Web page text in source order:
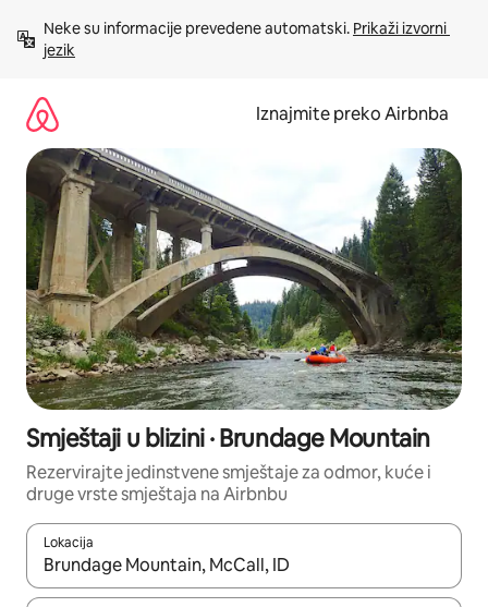
sadržaj
Neke su informacije prevedene automatski. Prikaži izvorni
jezik
Iznajmite preko Airbnba
Smještaji u blizini · Brundage Mountain
Rezervirajte jedinstvene smještaje za odmor, kuće i
druge vrste smještaja na Airbnbu
Lokacija
Kada budu dostupni rezultati, moći ćete ih pregledati